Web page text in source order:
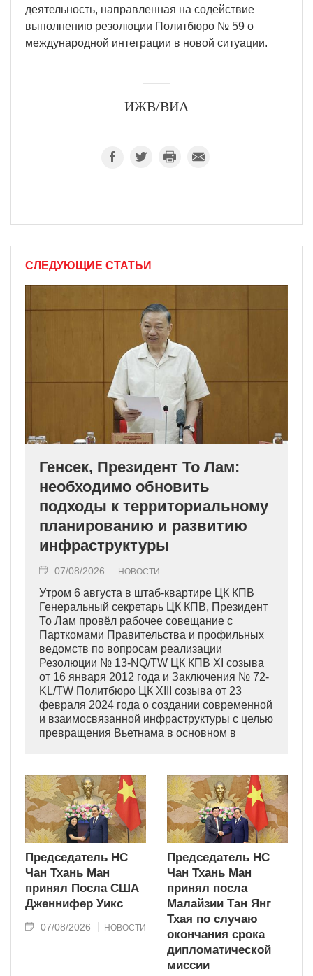
деятельность, направленная на содействие
выполнению резолюции Политбюро № 59 о
международной интеграции в новой ситуации.
ИЖВ/ВИА
СЛЕДУЮЩИЕ СТАТЬИ
Генсек, Президент То Лам:
необходимо обновить
подходы к территориальному
планированию и развитию
инфраструктуры
07/08/2026 НОВОСТИ
Утром 6 августа в штаб-квартире ЦК КПВ
Генеральный секретарь ЦК КПВ, Президент
То Лам провёл рабочее совещание с
Парткомами Правительства и профильных
ведомств по вопросам реализации
Резолюции № 13-NQ/TW ЦК КПВ XI созыва
от 16 января 2012 года и Заключения № 72-
KL/TW Политбюро ЦК XIII созыва от 23
февраля 2024 года о создании современной
и взаимосвязанной инфраструктуры с целью
превращения Вьетнама в основном в
Председатель НС
Чан Тхань Ман
принял Посла США
Дженнифер Уикс
07/08/2026 НОВОСТИ
Председатель НС
Чан Тхань Ман
принял посла
Малайзии Тан Янг
Тхая по случаю
окончания срока
дипломатической
миссии